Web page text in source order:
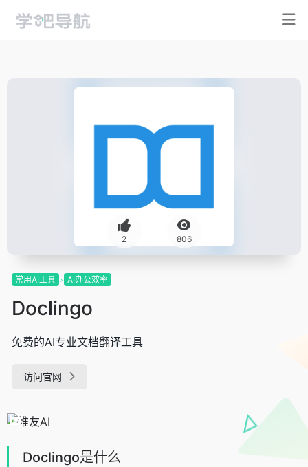
2 806
常用AI工具 AI办公效率
Doclingo
免费的AI专业文档翻译工具
访问官网
Doclingo是什么